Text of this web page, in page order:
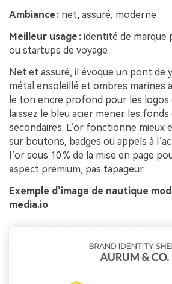
Ambiance : net, assuré, moderne
Meilleur usage : identité de marque
ou startups de voyage
Net et assuré, il évoque un pont de
métal ensoleillé et ombres marines
le ton encre profond pour les
laissez le bleu acier mener les
secondaires. L’or fonctionne mieux
sur boutons, badges ou appels à
l’or sous 10 % de la mise en page
aspect premium, pas tapageur.
Exemple d’image de nautique
media.io